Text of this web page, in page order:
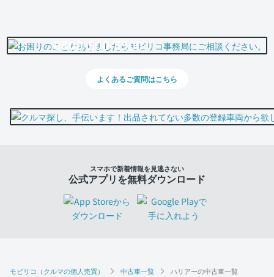
モビリコ（クルマの個人売買） 中古車一覧 ハリアーの中古車一覧
0800-500-5500
よくあるご質問はこちら
スマホで新着情報を見逃さない
公式アプリを無料ダウンロード